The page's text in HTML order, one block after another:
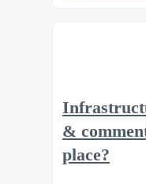
&
place?